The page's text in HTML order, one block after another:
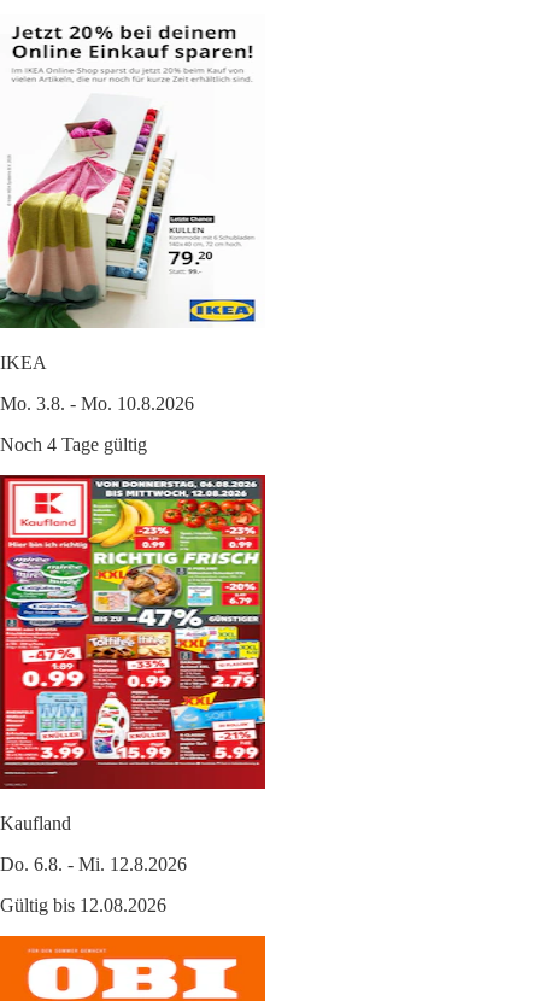
IKEA
Mo. 3.8. - Mo. 10.8.2026
Noch 4 Tage gültig
Kaufland
Do. 6.8. - Mi. 12.8.2026
Gültig bis 12.08.2026